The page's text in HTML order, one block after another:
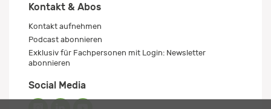
Kontakt & Abos
Kontakt aufnehmen
Podcast abonnieren
Exklusiv für Fachpersonen mit Login: Newsletter
abonnieren
Social Media